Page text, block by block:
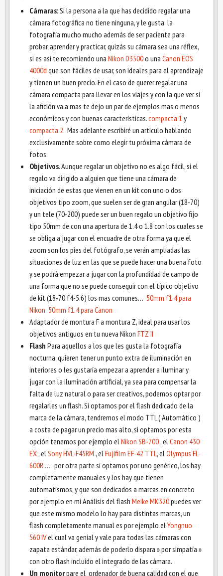
Cámaras: Si la persona a la que has decidido regalar una
cámara fotográfica no tiene ninguna, y le gusta la
fotografía mucho mucho además de ser paciente para
probar, aprender y practicar, quizás su cámara sea una réflex,
si es así te recomiendo una Nikon D3500o una Canon EOS
4000d que son fáciles de usar, son ideales para el aprendizaje
y tienen un buen precio. En el caso de querer regalar una
cámara compacta para llevar en los viajes y con la que ver si
la afición va a mas te dejo un par de ejemplos mas o menos
económicos y con buenas características.compacta 1 y
compacta 2. Mas adelante escribiré un articulo hablando
exclusivamente sobre como elegir tu próxima cámara de
fotos.
Objetivos. Aunque regalar un objetivo no es algo fácil, si el
regalo va dirigido a alguien que tiene una cámara de
iniciación de estas que vienen en un kit con uno o dos
objetivos tipo zoom, que suelen ser de gran angular (18-70)
y un tele (70-200) puede ser un buen regalo un objetivo fijo
tipo 50mm de con una apertura de 1.4 o 1.8 con los cuales se
se obliga a jugar con el encuadre de otra forma ya que el
zoom son los pies del fotógrafo, se verán ampliadas las
situaciones de luz en las que se puede hacer una buena foto
y se podrá empezar a jugar con la profundidad de campo de
una forma que no se puede conseguir con el típico objetivo
de kit (18-70 f4-5.6) los mas comunes… 50mm f1.4 para
Nikon 50mm f1.4 para Canon
Adaptador de montura F a montura Z, ideal para usar los
objetivos antiguos en tu nueva Nikon FTZ II
Flash Para aquellos a los que les gusta la fotografía
nocturna, quieren tener un punto extra de iluminación en
interiores o les gustaría empezar a aprender a iluminar y
jugar con la iluminación artificial, ya sea para compensar la
falta de luz natural o para ser creativos, podemos optar por
regalarles un flash. Si optamos por el flash dedicado de la
marca de la cámara, tendremos el modo TTL ( Automático )
a costa de pagar un precio mas alto, si optamos por esta
opción tenemos por ejemplo elNikon SB-700 , elCanon 430
EX , elSony HVL-F45RM , elFujifilm EF-42 TTL, elOlympus FL-
600R …. por otra parte si optamos por uno genérico, los hay
completamente manuales y los hay que tienen
automatismos, y que son dedicados a marcas en concreto
por ejemplo en mi Análisis del flash Meike MK320puedes ver
que este mismo modelo lo hay para distintas marcas, un
flash completamente manual es por ejemplo elYongnuo
560 IVel cual va genial y vale para todas las cámaras con
zapata estándar, además de poderlo dispara » por simpatía »
con otro flash incluido el integrado de las cámara.
Un monitorpare el ordenador de buena calidad con el que